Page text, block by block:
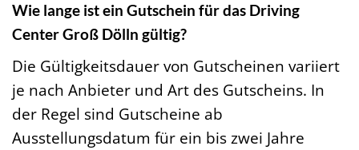
Wie lange ist ein Gutschein für das Driving
Center Groß Dölln gültig?
Die Gültigkeitsdauer von Gutscheinen variiert
je nach Anbieter und Art des Gutscheins. In
der Regel sind Gutscheine ab
Ausstellungsdatum für ein bis zwei Jahre